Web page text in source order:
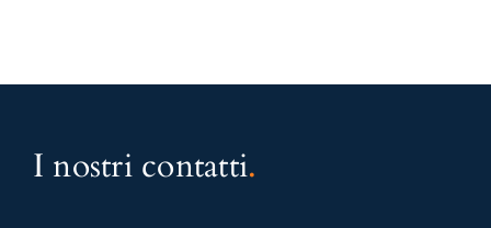
I nostri contatti.